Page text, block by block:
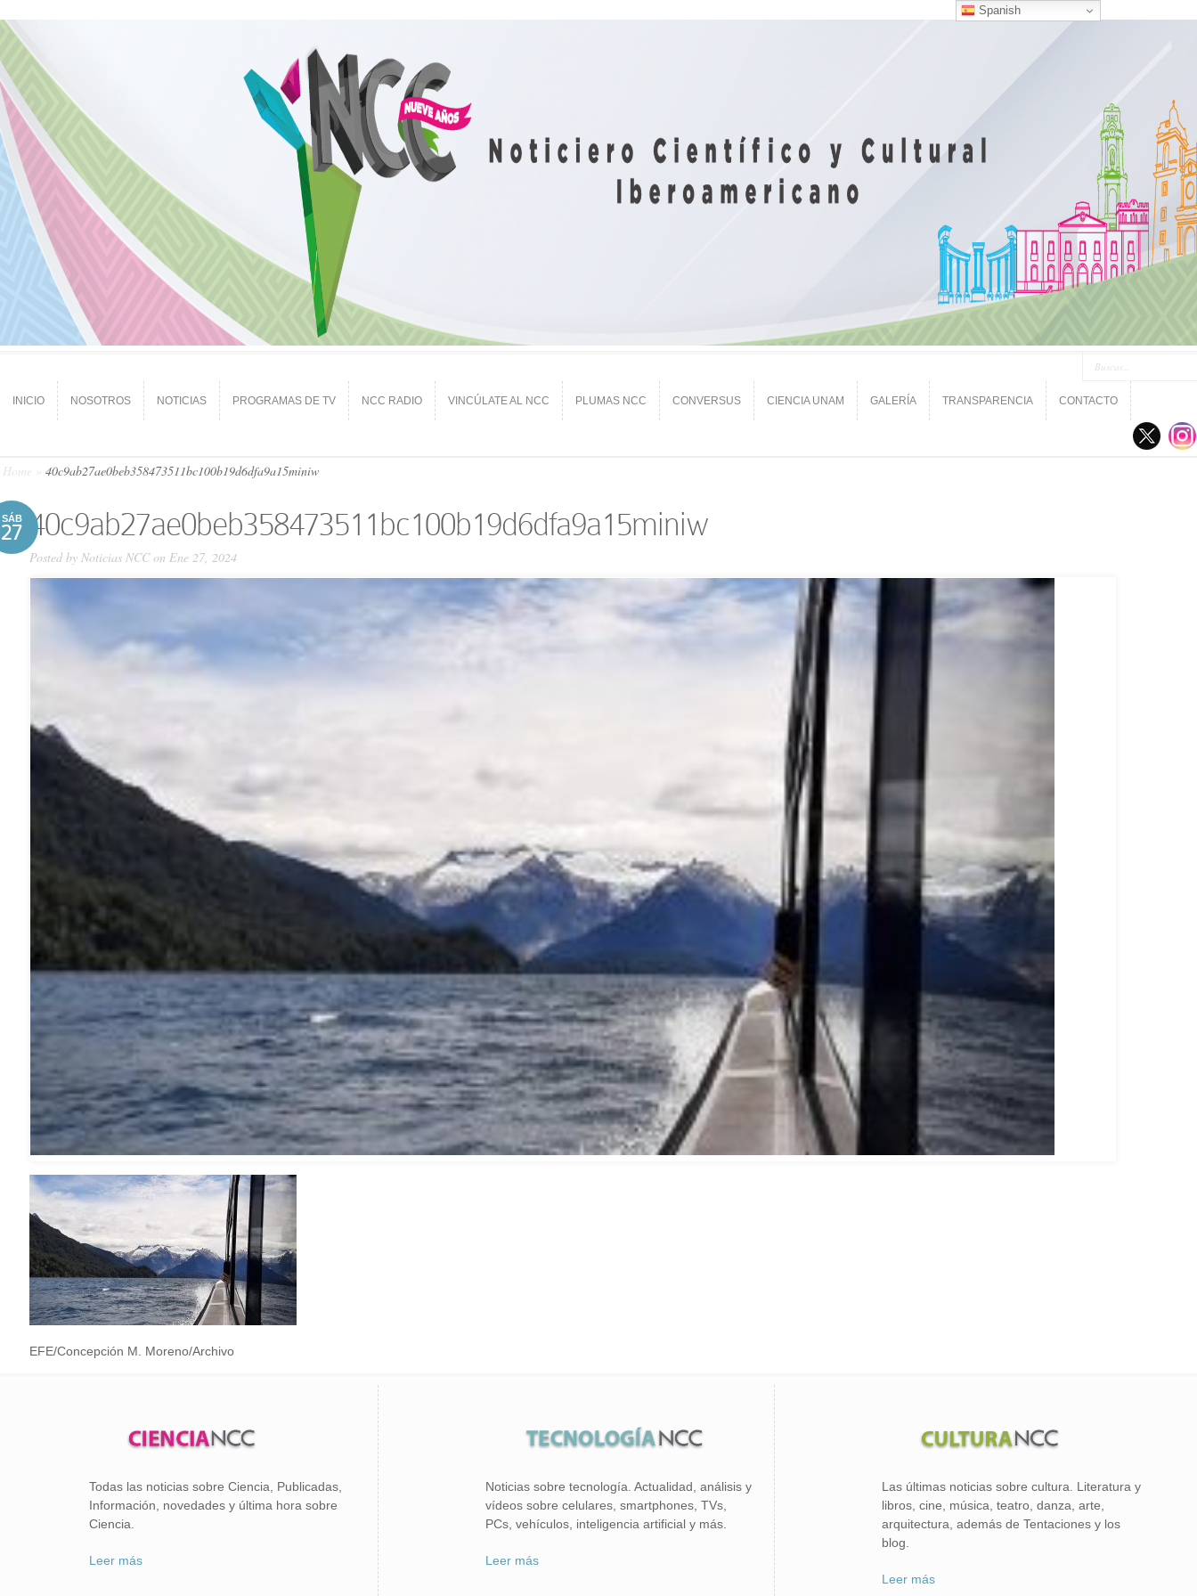
INICIO NOSOTROS NOTICIAS PROGRAMAS DE TV NCC RADIO VINCÚLATE AL NCC PLUMAS NCC CONVERSUS CIENCIA UNAM GALERÍA TRANSPARENCIA CONTACTO
Home 40c9ab27ae0beb358473511bc100b19d6dfa9a15miniw
SÁB
27 40c9ab27ae0beb358473511bc100b19d6dfa9a15miniw
Posted by Noticias NCCon Ene 27, 2024
EFE/Concepción M. Moreno/Archivo
Todas las noticias sobre Ciencia, Publicadas,
Información, novedades y última hora sobre
Ciencia.
Leer más
Noticias sobre tecnología. Actualidad, análisis y
vídeos sobre celulares, smartphones, TVs,
PCs, vehículos, inteligencia artificial y más.
Leer más
Las últimas noticias sobre cultura. Literatura y
libros, cine, música, teatro, danza, arte,
arquitectura, además de Tentaciones y los
blog.
Leer más
Spanish